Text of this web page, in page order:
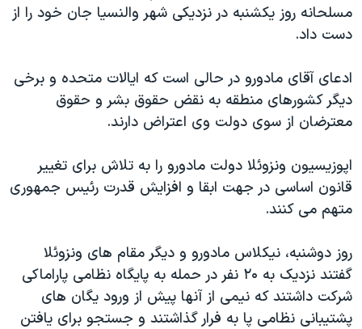
اسرائیل در جنگ
همایش محافظه‌کاران آمریکا «سی‌پک»
صفحه‌های ویژه
مسلحانه روز یکشنبه در نزدیکی شهر والنسیا جان خود را از
دست داد.
ادعای آقای مادورو در حالی است که ایالات متحده و برخی
دیگر کشورهای منطقه به نقض حقوق بشر و حقوق
معترضان از سوی دولت وی اعتراض دارند.
اپوزیسیون ونزوئلا دولت مادورو را به تلاش برای تغییر
قانون اساسی در جهت ابقا و افزایش قدرت رئیس جمهوری
متهم می کنند.
روز دوشنبه، نیکلاس مادورو و دیگر مقام های ونزوئلا
گفتند نزدیک به ۲۰ نفر در حمله به پایگاه نظامی پاراماکی
شرکت داشتند که نیمی از آنها پیش از ورود یگان های
پشتیبانی نظامی پا به فرار گذاشتند و جستجو برای یافتن